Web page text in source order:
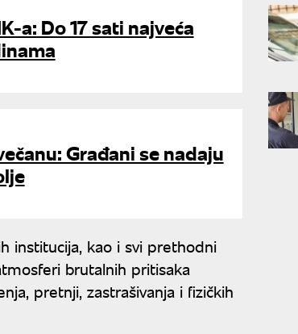
a: Do 17 sati najveća
Građani se nadaju
institucija, kao i svi prethodni
brutalnih pritisaka
pretnji, zastrašivanja i fizičkih